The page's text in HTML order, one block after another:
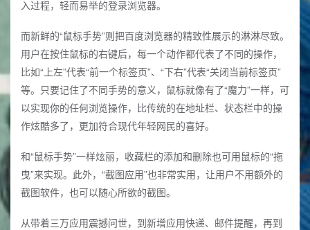
入过程，轻而易举的登录浏览器。
而新鲜的“鼠标手势”则把百度浏览器的精致性展示的淋淋尽致。
用户在按住鼠标的右键后，每一个动作都代表了不同的操作，
比如“上左”代表“前一个标签页”、“下右”代表“关闭当前标签页”
等。只要记住了不同手势的意义，鼠标就像有了“魔力”一样，可
以实现你的任何浏览操作，比传统的在地址栏、状态栏中的操
作炫酷多了，更加符合现代年轻网民的喜好。
和“鼠标手势”一样炫丽，收藏栏的添加和删除也可用鼠标的“拖
曳”来实现。此外，“截图应用”也非常实用，让用户不用额外的
截图软件，也可以随心所欲的截图。
从带着三万应用震撼问世，到新增应用快递、邮件提醒，再到